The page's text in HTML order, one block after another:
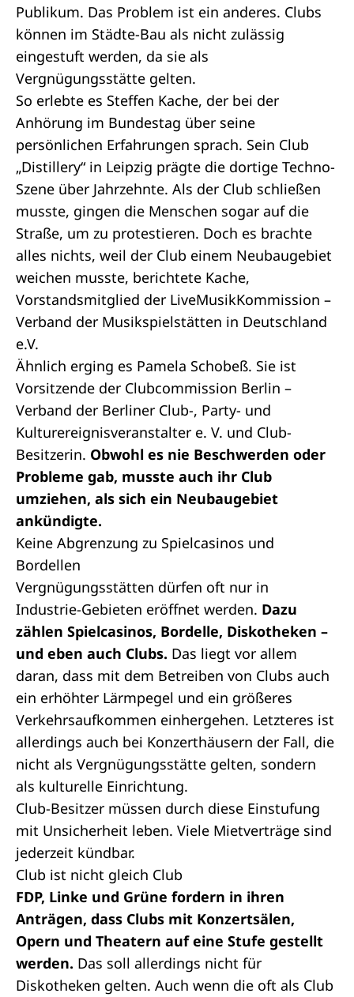
Publikum. Das Problem ist ein anderes. Clubs
können im Städte-Bau als nicht zulässig
eingestuft werden, da sie als
Vergnügungsstätte gelten.
So erlebte es Steffen Kache, der bei der
Anhörung im Bundestag über seine
persönlichen Erfahrungen sprach. Sein Club
„Distillery“ in Leipzig prägte die dortige Techno-
Szene über Jahrzehnte. Als der Club schließen
musste, gingen die Menschen sogar auf die
Straße, um zu protestieren. Doch es brachte
alles nichts, weil der Club einem Neubaugebiet
weichen musste, berichtete Kache,
Vorstandsmitglied der LiveMusikKommission –
Verband der Musikspielstätten in Deutschland
e.V.
Ähnlich erging es Pamela Schobeß. Sie ist
Vorsitzende der Clubcommission Berlin –
Verband der Berliner Club-, Party- und
Kulturereignisveranstalter e. V. und Club-
Besitzerin. Obwohl es nie Beschwerden oder
Probleme gab, musste auch ihr Club
umziehen, als sich ein Neubaugebiet
ankündigte.
Keine Abgrenzung zu Spielcasinos und
Bordellen
Vergnügungsstätten dürfen oft nur in
Industrie-Gebieten eröffnet werden. Dazu
zählen Spielcasinos, Bordelle, Diskotheken –
und eben auch Clubs. Das liegt vor allem
daran, dass mit dem Betreiben von Clubs auch
ein erhöhter Lärmpegel und ein größeres
Verkehrsaufkommen einhergehen. Letzteres ist
allerdings auch bei Konzerthäusern der Fall, die
nicht als Vergnügungsstätte gelten, sondern
als kulturelle Einrichtung.
Club-Besitzer müssen durch diese Einstufung
mit Unsicherheit leben. Viele Mietverträge sind
jederzeit kündbar.
Club ist nicht gleich Club
FDP, Linke und Grüne fordern in ihren
Anträgen, dass Clubs mit Konzertsälen,
Opern und Theatern auf eine Stufe gestellt
werden. Das soll allerdings nicht für
Diskotheken gelten. Auch wenn die oft als Club